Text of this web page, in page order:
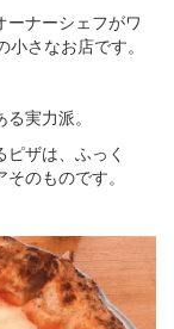
ナーシェフがワ
さなお店です。
実力派。
ザは、ふっく
のものです。